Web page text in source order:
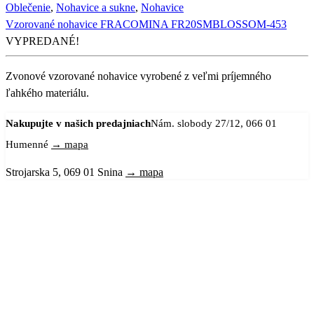
Oblečenie, Nohavice a sukne, Nohavice
Vzorované nohavice FRACOMINA FR20SMBLOSSOM-453
VYPREDANÉ!
Zvonové vzorované nohavice vyrobené z veľmi príjemného
ľahkého materiálu.
Nakupujte v našich predajniachNám. slobody 27/12, 066 01
Humenné → mapa
Strojarska 5, 069 01 Snina → mapa